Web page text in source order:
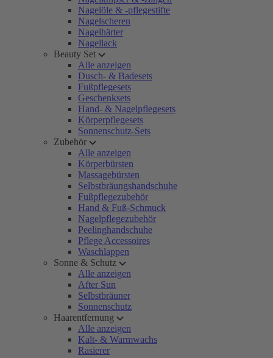
Nagelöle & -pflegestifte
Nagelscheren
Nagelhärter
Nagellack
Beauty Set
Alle anzeigen
Dusch- & Badesets
Fußpflegesets
Geschenksets
Hand- & Nagelpflegesets
Körperpflegesets
Sonnenschutz-Sets
Zubehör
Alle anzeigen
Körperbürsten
Massagebürsten
Selbstbräungshandschuhe
Fußpflegezubehör
Hand & Fuß-Schmuck
Nagelpflegezubehör
Peelinghandschuhe
Pflege Accessoires
Waschlappen
Sonne & Schutz
Alle anzeigen
After Sun
Selbstbräuner
Sonnenschutz
Haarentfernung
Alle anzeigen
Kalt- & Warmwachs
Rasierer